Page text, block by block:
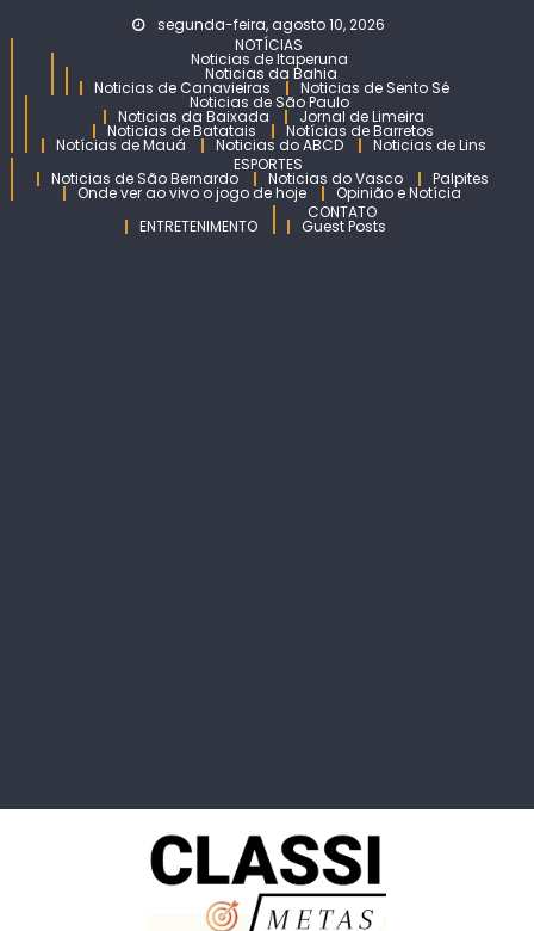
to
content
segunda-feira, agosto 10, 2026
NOTÍCIAS
Noticias de Itaperuna
Noticias da Bahia
Noticias de Canavieiras Noticias de Sento Sé
Noticias de São Paulo
Noticias da Baixada Jornal de Limeira
Noticias de Batatais Notícias de Barretos
Notícias de Mauá Noticias do ABCD
Noticias de Lins
ESPORTES
Noticias de São Bernardo Noticias do Vasco Palpites
Onde ver ao vivo o jogo de hoje
Opinião e Notícia
ENTRETENIMENTO
CONTATO
Guest Posts